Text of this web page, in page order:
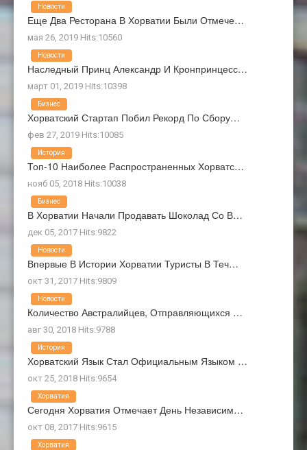
Еще Два Ресторана В Хорватии Были Отмече…
мая 26, 2019 Hits:10560
Новости
Наследный Принц Александр И Кронпринцесс…
март 01, 2019 Hits:10398
Новости
Хорватский Стартап Побил Рекорд По Сбору…
фев 27, 2019 Hits:10085
Бизнес
Топ-10 Наиболее Распространенных Хорватс…
нояб 05, 2018 Hits:10038
История
В Хорватии Начали Продавать Шоколад Со В…
дек 05, 2017 Hits:9822
Бизнес
Впервые В Истории Хорватии Туристы В Теч…
окт 31, 2017 Hits:9809
Новости
Количество Австралийцев, Отправляющихся …
авг 30, 2018 Hits:9788
Новости
Хорватский Язык Стал Официальным Языком …
окт 25, 2018 Hits:9654
История
Сегодня Хорватия Отмечает День Независим…
окт 08, 2017 Hits:9615
Хорватия
Хорватия